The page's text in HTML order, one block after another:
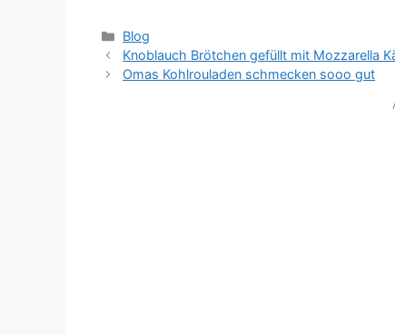
Kategorien
Blog
Knoblauch Brötchen gefüllt mit Mozzarella
Omas Kohlrouladen schmecken sooo gut